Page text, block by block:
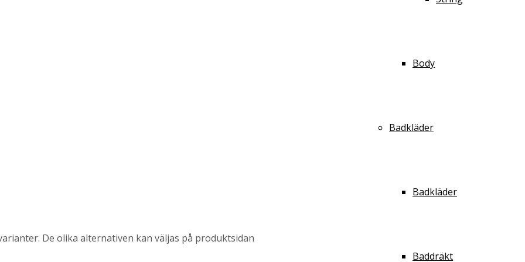
Body
Badkläder
Badkläder
Baddräkt
De olika alternativen kan väljas på produktsidan